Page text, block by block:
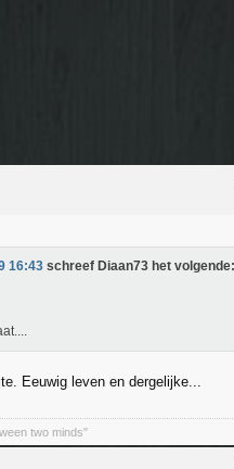
16:43 schreef Diaan73 het volgende:
Eeuwig leven en dergelijke...
two minds"